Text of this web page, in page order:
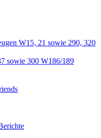
W15, 21 sowie 290, 320
sowie 300 W186/189